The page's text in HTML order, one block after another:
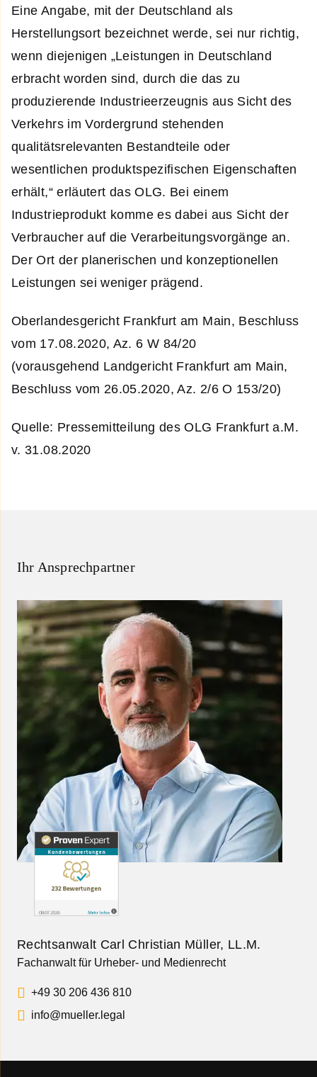
Eine Angabe, mit der Deutschland als
Herstellungsort bezeichnet werde, sei nur richtig,
wenn diejenigen „Leistungen in Deutschland
erbracht worden sind, durch die das zu
produzierende Industrieerzeugnis aus Sicht des
Verkehrs im Vordergrund stehenden
qualitätsrelevanten Bestandteile oder
wesentlichen produktspezifischen Eigenschaften
erhält,“ erläutert das OLG. Bei einem
Industrieprodukt komme es dabei aus Sicht der
Verbraucher auf die Verarbeitungsvorgänge an.
Der Ort der planerischen und konzeptionellen
Leistungen sei weniger prägend.
Oberlandesgericht Frankfurt am Main, Beschluss
vom 17.08.2020, Az. 6 W 84/20
(vorausgehend Landgericht Frankfurt am Main,
Beschluss vom 26.05.2020, Az. 2/6 O 153/20)
Quelle: Pressemitteilung des OLG Frankfurt a.M.
v. 31.08.2020
Ihr Ansprechpartner
Rechtsanwalt Carl Christian Müller, LL.M.
Fachanwalt für Urheber- und Medienrecht
+49 30 206 436 810
info@mueller.legal